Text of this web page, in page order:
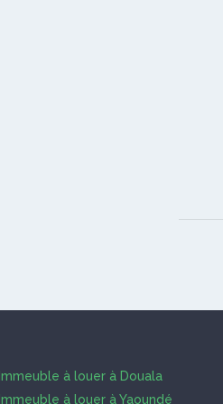
Immeuble à louer à Douala
Immeuble à louer à Yaoundé